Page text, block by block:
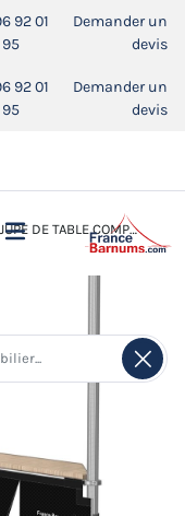
92 01
95
Demander un
devis
92 01
95
Demander un
devis
JUPE DE TABLE COMPTOIR BUVETTE DE 3M OU 4M EN POLYESTER 380GR/M² - AVEC PORTE ZIP